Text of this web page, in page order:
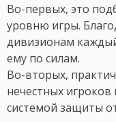
Во-первых, это
уровню игры.
дивизионам
ему по силам.
Во-вторых,
нечестных игроков
системой защиты